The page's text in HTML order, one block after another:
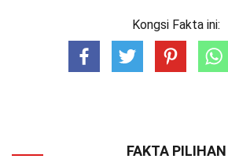
Kongsi Fakta ini:
FAKTA PILIHAN